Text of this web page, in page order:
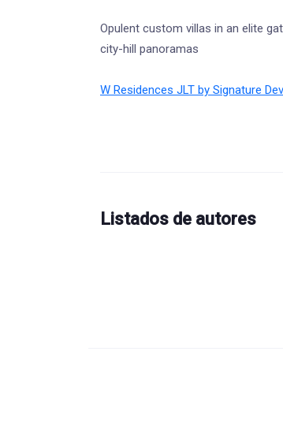
Opulent custom villas in an elite
city-hill panoramas
W Residences JLT by Signature
Listados de autores